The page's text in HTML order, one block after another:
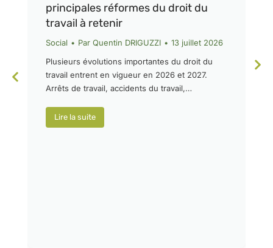
principales réformes du droit du
travail à retenir
Social Par Quentin DRIGUZZI
13 juillet 2026
Plusieurs évolutions importantes du droit du
travail entrent en vigueur en 2026 et 2027.
Arrêts de travail, accidents du travail,…
Lire la suite